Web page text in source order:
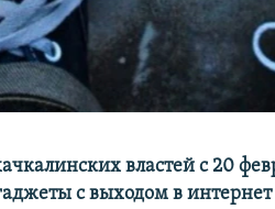
властей с 20
с выходом в